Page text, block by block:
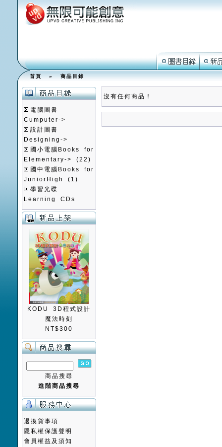
首頁»商品目錄
電腦圖書
Cumputer->
設計圖書
Designing->
國小電腦Books for
Elementary->
(22)
國中電腦Books for
JuniorHigh
(1)
學習光碟
Learning CDs
KODU 3D程式設計
魔法時刻
NT$300
商品搜尋
進階商品搜尋
退換貨事項
隱私權保護聲明
會員權益及須知
沒有任何商品！